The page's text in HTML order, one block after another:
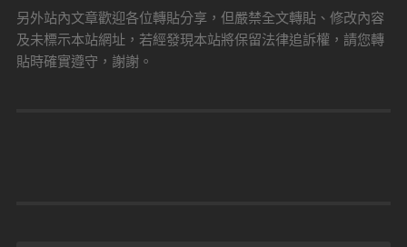
另外站內文章歡迎各位轉貼分享，但嚴禁全文轉貼、修改內容
及未標示本站網址，若經發現本站將保留法律追訴權，請您轉
貼時確實遵守，謝謝。